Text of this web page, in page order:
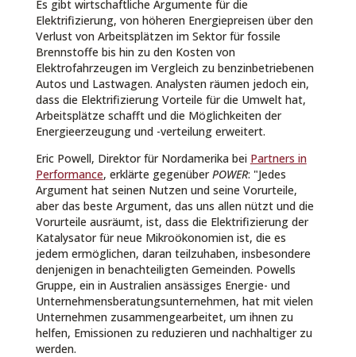
Es gibt wirtschaftliche Argumente für die
Elektrifizierung, von höheren Energiepreisen über den
Verlust von Arbeitsplätzen im Sektor für fossile
Brennstoffe bis hin zu den Kosten von
Elektrofahrzeugen im Vergleich zu benzinbetriebenen
Autos und Lastwagen. Analysten räumen jedoch ein,
dass die Elektrifizierung Vorteile für die Umwelt hat,
Arbeitsplätze schafft und die Möglichkeiten der
Energieerzeugung und -verteilung erweitert.
Eric Powell, Direktor für Nordamerika bei Partners in
Performance, erklärte gegenüberPOWER: "Jedes
Argument hat seinen Nutzen und seine Vorurteile,
aber das beste Argument, das uns allen nützt und die
Vorurteile ausräumt, ist, dass die Elektrifizierung der
Katalysator für neue Mikroökonomien ist, die es
jedem ermöglichen, daran teilzuhaben, insbesondere
denjenigen in benachteiligten Gemeinden. Powells
Gruppe, ein in Australien ansässiges Energie- und
Unternehmensberatungsunternehmen, hat mit vielen
Unternehmen zusammengearbeitet, um ihnen zu
helfen, Emissionen zu reduzieren und nachhaltiger zu
werden.